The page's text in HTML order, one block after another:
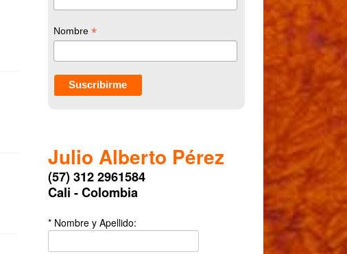
Nombre*
Julio Alberto Pérez
(57) 312 2961584
Cali - Colombia
* Nombre y Apellido: